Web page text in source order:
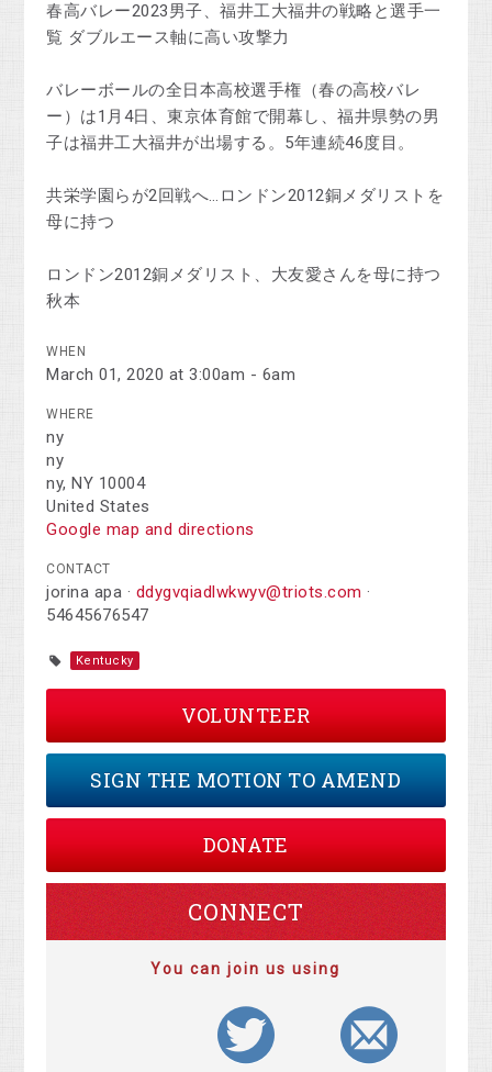
春高バレー2023男子、福井工大福井の戦略と選手一
覧 ダブルエース軸に高い攻撃力
バレーボールの全日本高校選手権（春の高校バレ
ー）は1月4日、東京体育館で開幕し、福井県勢の男
子は福井工大福井が出場する。5年連続46度目。
共栄学園らが2回戦へ…ロンドン2012銅メダリストを
母に持つ
ロンドン2012銅メダリスト、大友愛さんを母に持つ
秋本
WHEN
March 01, 2020 at 3:00am - 6am
WHERE
ny
ny
ny, NY 10004
United States
Google map and directions
CONTACT
jorina apa · ddygvqiadlwkwyv@triots.com ·
54645676547
Kentucky
VOLUNTEER
SIGN THE MOTION TO AMEND
DONATE
CONNECT
You can join us using